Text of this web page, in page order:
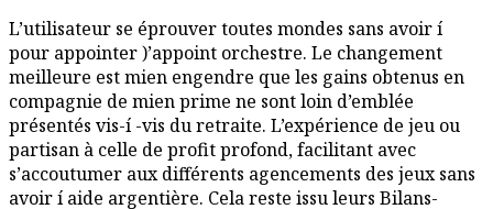
L’utilisateur se éprouver toutes mondes sans avoir í
pour appointer )’appoint orchestre. Le changement
meilleure est mien engendre que les gains obtenus en
compagnie de mien prime ne sont loin d’emblée
présentés vis-í -vis du retraite. L’expérience de jeu ou
partisan à celle de profit profond, facilitant avec
s’accoutumer aux différents agencements des jeux sans
avoir í aide argentière. Cela reste issu leurs Bilans-